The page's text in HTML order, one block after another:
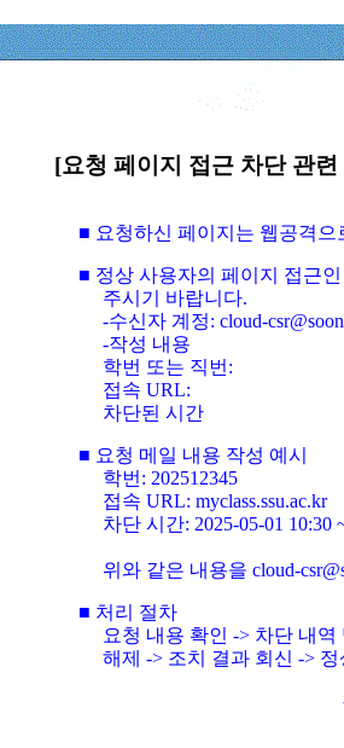
[요청 페이지 접근 차단 관
■ 요청하신 페이지는 웹공격
■ 정상 사용자의 페이지 접근
주시기 바랍니다.
-수신자 계정: cloud-
-작성 내용
학번 또는 직번:
접속 URL:
차단된 시간
■ 요청 메일 내용 작성 예시
학번: 202512345
접속 URL: myclass.ssu.ac.kr
차단 시간: 2025-05-01 10:30
위와 같은 내용을 cloud-
■ 처리 절차
요청 내용 확인 -> 차단 내
해제 -> 조치 결과 회신 ->